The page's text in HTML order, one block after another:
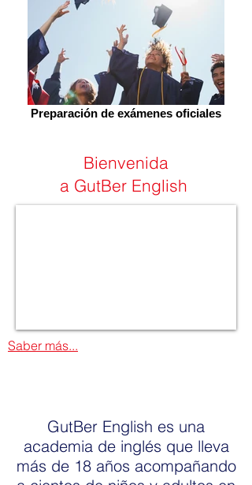
Preparación de exámenes oficiales
Bienvenida
a GutBer English
Saber más...
GutBer English es una
academia de inglés que lleva
más de 18 años acompañando